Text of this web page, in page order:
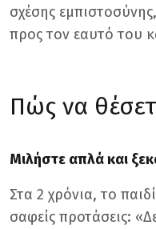
σχέσης
προς τον εαυτό του
Πώς να
Μιλήστε απλά και
Στα 2 χρόνια, το
σαφείς προτάσεις: